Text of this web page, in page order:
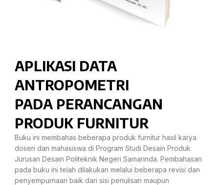
APLIKASI DATA
ANTROPOMETRI
PADA PERANCANGAN
PRODUK FURNITUR
Buku ini membahas beberapa produk furnitur hasil karya
dosen dan mahasiswa di Program Studi Desain Produk
Jurusan Desain Politeknik Negeri Samarinda. Pembahasan
pada buku ini telah dilakukan melalui beberapa revisi dan
penyempurnaan baik dari sisi penulisan maupun